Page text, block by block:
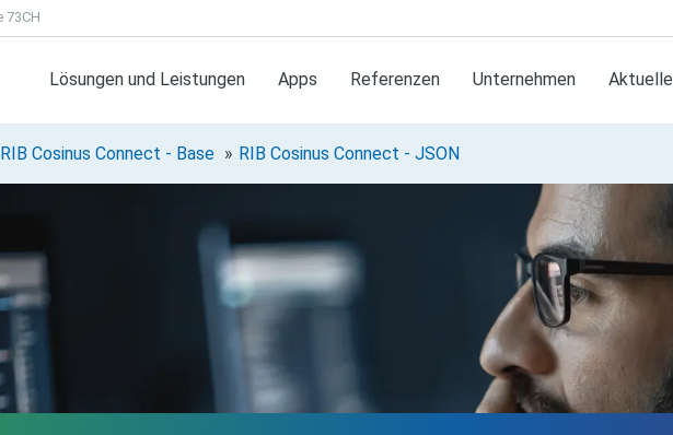
CH
Lösungen und Leistungen Apps Referenzen Unternehmen
RIB Cosinus Connect - Base RIB Cosinus Connect - JSON